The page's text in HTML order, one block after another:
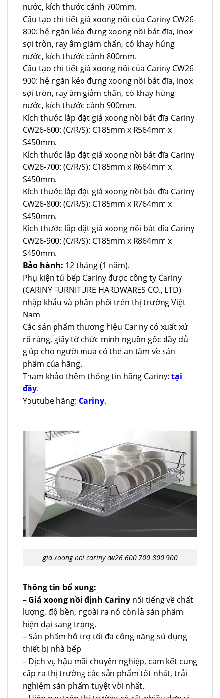
nước, kích thước cánh 700mm.
Cấu tạo chi tiết giá xoong nồi của Cariny CW26-
800: hệ ngăn kéo đựng xoong nồi bát đĩa, inox
sợi tròn, ray âm giảm chấn, có khay hứng
nước, kích thước cánh 800mm.
Cấu tạo chi tiết giá xoong nồi của Cariny CW26-
900: hệ ngăn kéo đựng xoong nồi bát đĩa, inox
sợi tròn, ray âm giảm chấn, có khay hứng
nước, kích thước cánh 900mm.
Kích thước lắp đặt giá xoong nồi bát đĩa Cariny
CW26-600: (C/R/S): C185mm x R564mm x
S450mm.
Kích thước lắp đặt giá xoong nồi bát đĩa Cariny
CW26-700: (C/R/S): C185mm x R664mm x
S450mm.
Kích thước lắp đặt giá xoong nồi bát đĩa Cariny
CW26-800: (C/R/S): C185mm x R764mm x
S450mm.
Kích thước lắp đặt giá xoong nồi bát đĩa Cariny
CW26-900: (C/R/S): C185mm x R864mm x
S450mm.
Bảo hành: 12 tháng (1 năm).
Phụ kiện tủ bếp Cariny được công ty Cariny
(CARINY FURNITURE HARDWARES CO., LTD)
nhập khẩu và phân phối trên thị trường Việt
Nam.
Các sản phẩm thương hiệu Cariny có xuất xứ
rõ ràng, giấy tờ chức minh nguồn gốc đầy đủ
giúp cho người mua có thể an tâm về sản
phẩm của hãng.
Tham khảo thêm thông tin hãng Cariny: tại
đây.
Youtube hãng: Cariny.
gia xoong noi cariny cw26 600 700 800 900
Thông tin bổ xung:
– Giá xoong nồi định Cariny nổi tiếng về chất
lượng, độ bền, ngoài ra nó còn là sản phẩm
hiện đại sang trọng.
– Sản phẩm hỗ trợ tối đa công năng sử dụng
thiết bị nhà bếp.
– Dịch vụ hậu mãi chuyên nghiệp, cam kết cung
cấp ra thị trường các sản phẩm tốt nhất, trải
nghiệm sản phẩm tuyệt vời nhất.